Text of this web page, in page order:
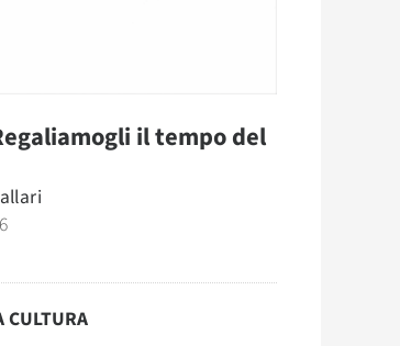
il tempo del
CULTURA